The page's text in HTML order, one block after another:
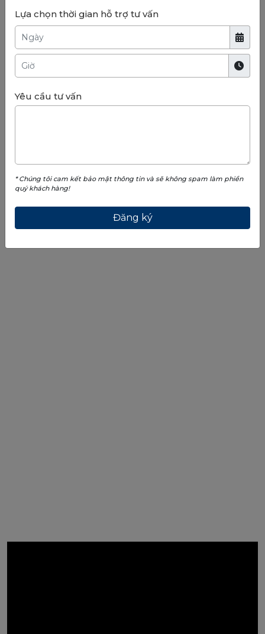
Xem toàn màn hình
Vị trí thành phố biển hồ Vinhomes Ocean Park
Lựa chọn thời gian hỗ trợ tư vấn
Yêu cầu tư vấn
* Chúng tôi cam kết bảo mật thông tin và sẽ không spam làm phiền
quý khách hàng!